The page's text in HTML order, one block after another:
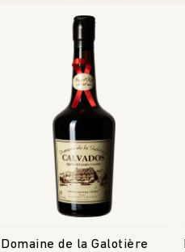
Domaine de la Galotière